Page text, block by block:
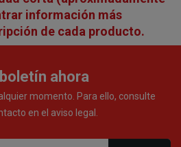
información más
de cada producto.
ahora
momento. Para ello, consulte
en el aviso legal.